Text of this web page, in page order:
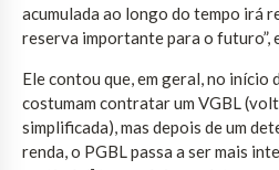
acumulada ao longo do tempo irá
reserva importante para o futuro”,
Ele contou que, em geral, no início
costumam contratar um VGBL
simplificada), mas depois de um
renda, o PGBL passa a ser mais